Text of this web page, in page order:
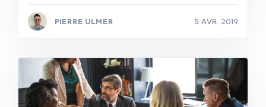
PIERRE ULMER 5 AVR. 2019